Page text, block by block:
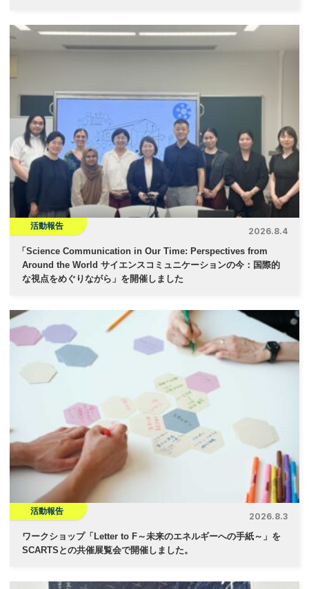
活動報告
2026.8.4
「 Science Communication in Our Time: Perspectives from
Around the World サイエンスコミュニケーションの今：国際的
な視点をめぐりながら」を開催しました
活動報告
2026.8.3
ワークショップ「Letter to F～未来のエネルギーへの手紙～」を
SCARTSとの共催展覧会で開催しました。